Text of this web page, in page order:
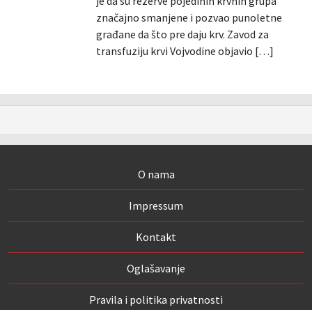
značajno smanjene i pozvao punoletne
građane da što pre daju krv. Zavod za
transfuziju krvi Vojvodine objavio […]
O nama
Impressum
Kontakt
Oglašavanje
Pravila i politika privatnosti